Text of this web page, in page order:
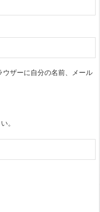
ザーに自分の名前、メール
。